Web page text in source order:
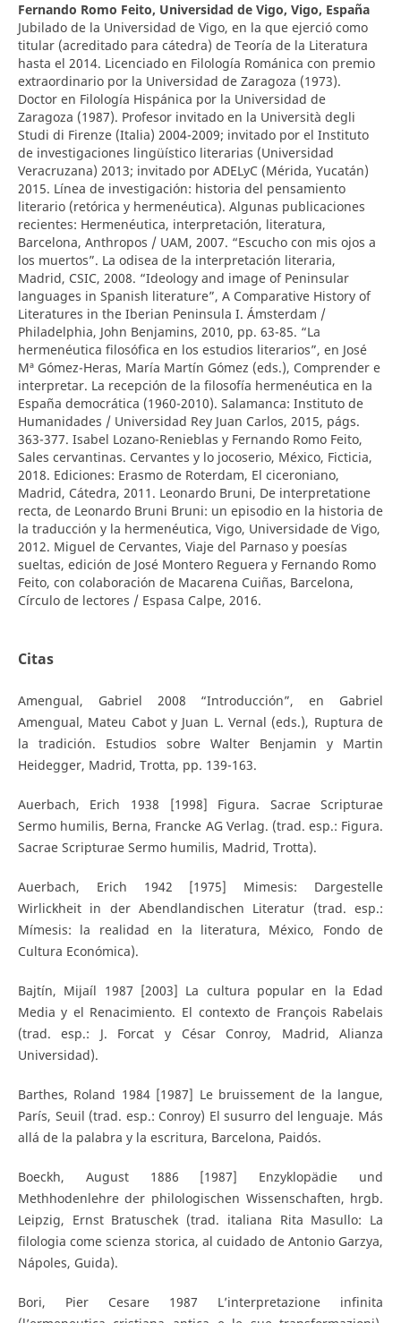
Fernando Romo Feito, Universidad de Vigo, Vigo, España
Jubilado de la Universidad de Vigo, en la que ejerció como
titular (acreditado para cátedra) de Teoría de la Literatura
hasta el 2014. Licenciado en Filología Románica con premio
extraordinario por la Universidad de Zaragoza (1973).
Doctor en Filología Hispánica por la Universidad de
Zaragoza (1987). Profesor invitado en la Università degli
Studi di Firenze (Italia) 2004-2009; invitado por el Instituto
de investigaciones lingüístico literarias (Universidad
Veracruzana) 2013; invitado por ADELyC (Mérida, Yucatán)
2015. Línea de investigación: historia del pensamiento
literario (retórica y hermenéutica). Algunas publicaciones
recientes: Hermenéutica, interpretación, literatura,
Barcelona, Anthropos / UAM, 2007. “Escucho con mis ojos a
los muertos”. La odisea de la interpretación literaria,
Madrid, CSIC, 2008. “Ideology and image of Peninsular
languages in Spanish literature”, A Comparative History of
Literatures in the Iberian Peninsula I. Ámsterdam /
Philadelphia, John Benjamins, 2010, pp. 63-85. “La
hermenéutica filosófica en los estudios literarios”, en José
Mª Gómez-Heras, María Martín Gómez (eds.), Comprender e
interpretar. La recepción de la filosofía hermenéutica en la
España democrática (1960-2010). Salamanca: Instituto de
Humanidades / Universidad Rey Juan Carlos, 2015, págs.
363-377. Isabel Lozano-Renieblas y Fernando Romo Feito,
Sales cervantinas. Cervantes y lo jocoserio, México, Ficticia,
2018. Ediciones: Erasmo de Roterdam, El ciceroniano,
Madrid, Cátedra, 2011. Leonardo Bruni, De interpretatione
recta, de Leonardo Bruni Bruni: un episodio en la historia de
la traducción y la hermenéutica, Vigo, Universidade de Vigo,
2012. Miguel de Cervantes, Viaje del Parnaso y poesías
sueltas, edición de José Montero Reguera y Fernando Romo
Feito, con colaboración de Macarena Cuiñas, Barcelona,
Círculo de lectores / Espasa Calpe, 2016.
Citas
Amengual, Gabriel 2008 “Introducción”, en Gabriel
Amengual, Mateu Cabot y Juan L. Vernal (eds.), Ruptura de
la tradición. Estudios sobre Walter Benjamin y Martin
Heidegger, Madrid, Trotta, pp. 139-163.
Auerbach, Erich 1938 [1998] Figura. Sacrae Scripturae
Sermo humilis, Berna, Francke AG Verlag. (trad. esp.: Figura.
Sacrae Scripturae Sermo humilis, Madrid, Trotta).
Auerbach, Erich 1942 [1975] Mimesis: Dargestelle
Wirlickheit in der Abendlandischen Literatur (trad. esp.:
Mímesis: la realidad en la literatura, México, Fondo de
Cultura Económica).
Bajtín, Mijaíl 1987 [2003] La cultura popular en la Edad
Media y el Renacimiento. El contexto de François Rabelais
(trad. esp.: J. Forcat y César Conroy, Madrid, Alianza
Universidad).
Barthes, Roland 1984 [1987] Le bruissement de la langue,
París, Seuil (trad. esp.: Conroy) El susurro del lenguaje. Más
allá de la palabra y la escritura, Barcelona, Paidós.
Boeckh, August 1886 [1987] Enzyklopädie und
Methhodenlehre der philologischen Wissenschaften, hrgb.
Leipzig, Ernst Bratuschek (trad. italiana Rita Masullo: La
filologia come scienza storica, al cuidado de Antonio Garzya,
Nápoles, Guida).
Bori, Pier Cesare 1987 L’interpretazione infinita